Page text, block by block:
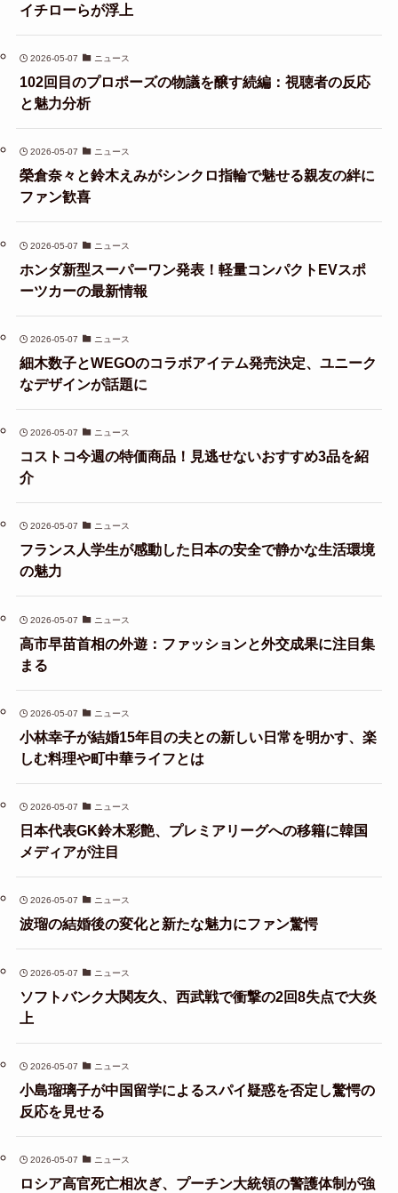
イチローらが浮上
2026-05-07 ニュース
102回目のプロポーズの物議を醸す続編：視聴者の反応
と魅力分析
2026-05-07 ニュース
榮倉奈々と鈴木えみがシンクロ指輪で魅せる親友の絆に
ファン歓喜
2026-05-07 ニュース
ホンダ新型スーパーワン発表！軽量コンパクトEVスポ
ーツカーの最新情報
2026-05-07 ニュース
細木数子とWEGOのコラボアイテム発売決定、ユニーク
なデザインが話題に
2026-05-07 ニュース
コストコ今週の特価商品！見逃せないおすすめ3品を紹
介
2026-05-07 ニュース
フランス人学生が感動した日本の安全で静かな生活環境
の魅力
2026-05-07 ニュース
高市早苗首相の外遊：ファッションと外交成果に注目集
まる
2026-05-07 ニュース
小林幸子が結婚15年目の夫との新しい日常を明かす、楽
しむ料理や町中華ライフとは
2026-05-07 ニュース
日本代表GK鈴木彩艶、プレミアリーグへの移籍に韓国
メディアが注目
2026-05-07 ニュース
波瑠の結婚後の変化と新たな魅力にファン驚愕
2026-05-07 ニュース
ソフトバンク大関友久、西武戦で衝撃の2回8失点で大炎
上
2026-05-07 ニュース
小島瑠璃子が中国留学によるスパイ疑惑を否定し驚愕の
反応を見せる
2026-05-07 ニュース
ロシア高官死亡相次ぎ、プーチン大統領の警護体制が強